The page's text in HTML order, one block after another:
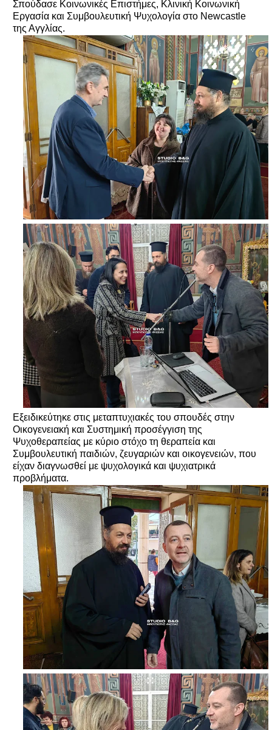
Σπούδασε Κοινωνικές Επιστήμες, Κλινική Κοινωνική
Εργασία και Συμβουλευτική Ψυχολογία στο Newcastle
της Αγγλίας.
Εξειδικεύτηκε στις μεταπτυχιακές του σπουδές στην
Οικογενειακή και Συστημική προσέγγιση της
Ψυχοθεραπείας με κύριο στόχο τη θεραπεία και
Συμβουλευτική παιδιών, ζευγαριών και οικογενειών, που
είχαν διαγνωσθεί με ψυχολογικά και ψυχιατρικά
προβλήματα.